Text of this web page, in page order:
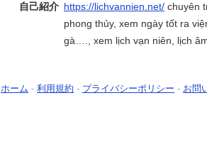
自己紹介 https://lichvannien.net/ chuyên
phong thủy, xem ngày tốt ra
gà…., xem lịch vạn niên, lịch
ホーム - 利用規約 - プライバシーポリシー - お問